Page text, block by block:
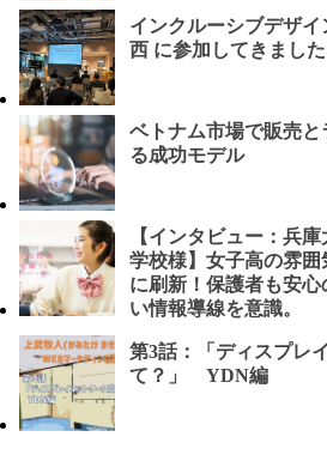
インクルーシブデザ
西 に参加してきました
ベトナム市場で販売
る成功モデル
【インタビュー：兵
学校様】女子高の雰囲
に刷新！保護者も安
い情報導線を意識。
第3話：「ディスプレ
て？」 YDN編